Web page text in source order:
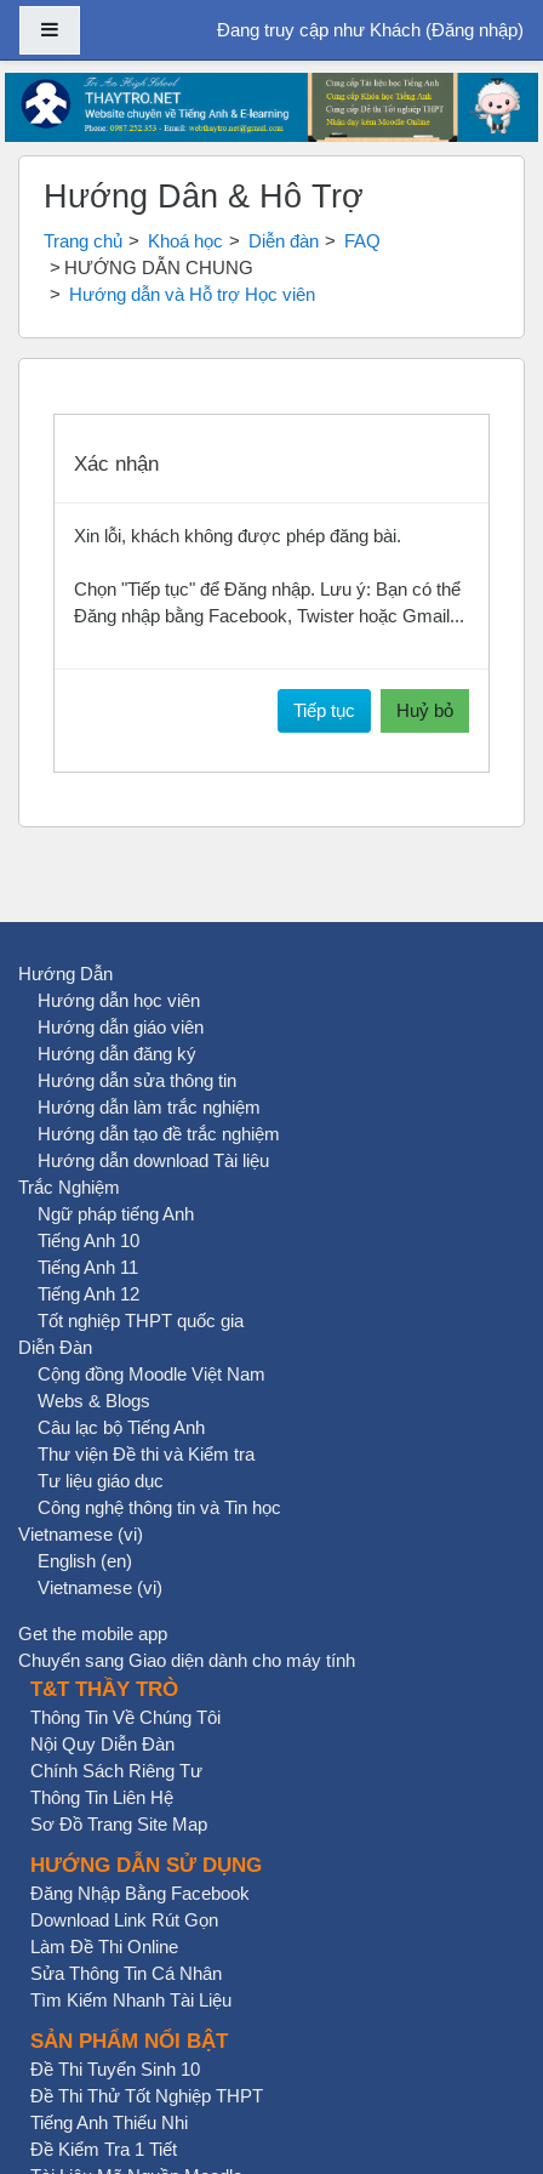
Chuyển tới nội dung chính
Bảng điều khiển cạnhĐang truy cập như Khách (Đăng nhập)
Hướng Dẫn & Hỗ Trợ
Trang chủ Khoá học Diễn đàn
FAQ
HƯỚNG DẪN CHUNG
Hướng dẫn và Hỗ trợ Học viên
Xác nhận
Xin lỗi, khách không được phép đăng bài.
Chọn "Tiếp tục" để Đăng nhập. Lưu ý: Bạn có thể
Đăng nhập bằng Facebook, Twister hoặc Gmail...
Tiếp tục Huỷ bỏ
Hướng Dẫn
Hướng dẫn học viên
Hướng dẫn giáo viên
Hướng dẫn đăng ký
Hướng dẫn sửa thông tin
Hướng dẫn làm trắc nghiệm
Hướng dẫn tạo đề trắc nghiệm
Hướng dẫn download Tài liệu
Trắc Nghiệm
Ngữ pháp tiếng Anh
Tiếng Anh 10
Tiếng Anh 11
Tiếng Anh 12
Tốt nghiệp THPT quốc gia
Diễn Đàn
Cộng đồng Moodle Việt Nam
Webs & Blogs
Câu lạc bộ Tiếng Anh
Thư viện Đề thi và Kiểm tra
Tư liệu giáo dục
Công nghệ thông tin và Tin học
Vietnamese ‎(vi)‎
English ‎(en)‎
Vietnamese ‎(vi)‎
Get the mobile app
Chuyển sang Giao diện dành cho máy tính
T&T THẦY TRÒ
Thông Tin Về Chúng Tôi
Nội Quy Diễn Đàn
Chính Sách Riêng Tư
Thông Tin Liên Hệ
Sơ Đồ Trang Site Map
HƯỚNG DẪN SỬ DỤNG
Đăng Nhập Bằng Facebook
Download Link Rút Gọn
Làm Đề Thi Online
Sửa Thông Tin Cá Nhân
Tìm Kiếm Nhanh Tài Liệu
SẢN PHẨM NỔI BẬT
Đề Thi Tuyển Sinh 10
Đề Thi Thử Tốt Nghiệp THPT
Tiếng Anh Thiếu Nhi
Đề Kiểm Tra 1 Tiết